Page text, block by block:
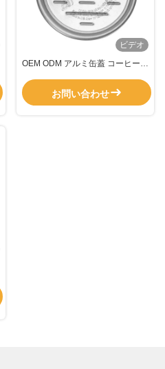
ビデオ
OEM ODM アルミ缶蓋 コーヒー缶
お問い合わせ